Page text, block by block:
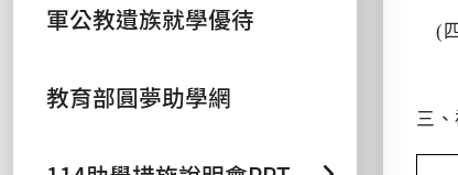
軍公教遺族就學優待
教育部圓夢助學網
(
三